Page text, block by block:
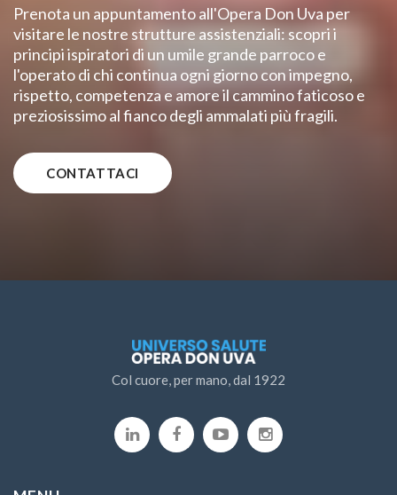
Prenota un appuntamento all'Opera Don Uva per
visitare le nostre strutture assistenziali: scopri i
principi ispiratori di un umile grande parroco e
l'operato di chi continua ogni giorno con impegno,
rispetto, competenza e amore il cammino faticoso e
preziosissimo al fianco degli ammalati più fragili.
CONTATTACI
Col cuore, per mano, dal 1922